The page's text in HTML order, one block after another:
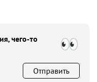
чего-то
Отправить